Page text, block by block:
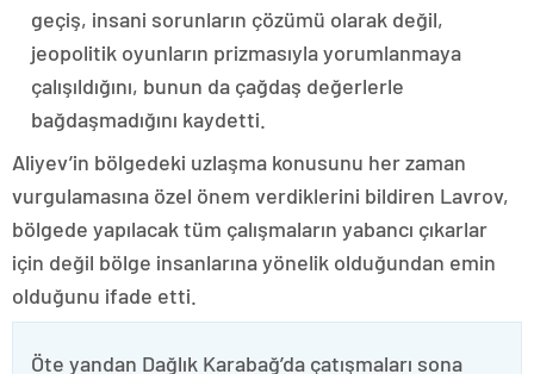
geçiş, insani sorunların çözümü olarak değil,
jeopolitik oyunların prizmasıyla yorumlanmaya
çalışıldığını, bunun da çağdaş değerlerle
bağdaşmadığını kaydetti.
Aliyev’in bölgedeki uzlaşma konusunu her zaman
vurgulamasına özel önem verdiklerini bildiren Lavrov,
bölgede yapılacak tüm çalışmaların yabancı çıkarlar
için değil bölge insanlarına yönelik olduğundan emin
olduğunu ifade etti.
Öte yandan Dağlık Karabağ’da çatışmaları sona